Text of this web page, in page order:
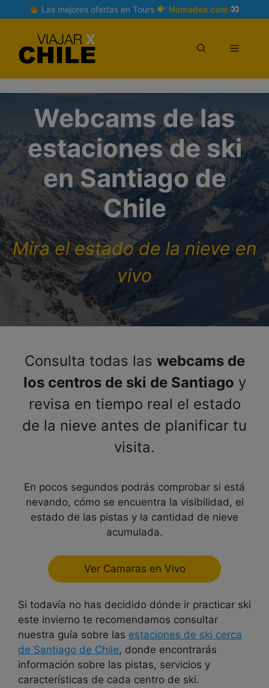
to
Las mejores ofertas en Tours Nomades.com
Menu
Webcams de las
estaciones de ski
en Santiago de
Chile
Mira el estado de la nieve en
vivo
Consulta todas las webcams de
los centros de ski de Santiago y
revisa en tiempo real el estado
de la nieve antes de planificar tu
visita.
En pocos segundos podrás comprobar si está
nevando, cómo se encuentra la visibilidad, el
estado de las pistas y la cantidad de nieve
acumulada.
Ver Camaras en Vivo
Si todavía no has decidido dónde ir practicar ski
este invierno te recomendamos consultar
nuestra guía sobre las estaciones de ski cerca
de Santiago de Chile, donde encontrarás
información sobre las pistas, servicios y
características de cada centro de ski.